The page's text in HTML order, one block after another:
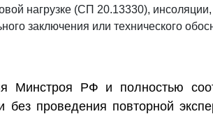
нагрузке (СП 20.13330),
заключения или технического
Минстроя РФ и полностью
без проведения повторной